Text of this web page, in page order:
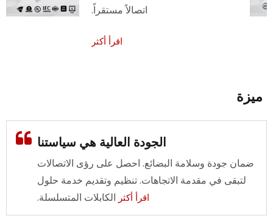
اتصالاً مستقراً.
اقرأ أكثر
ميزة
الجودة العالية هي سياستنا
ضمان جودة وسلامة البضائع. احصل على رؤى الاتصالات
لتبقى في مقدمة الاتجاهات. تنظيم وتقديم خدمة حلول
الكابلات المتسلسلة. اقرأ أكثر